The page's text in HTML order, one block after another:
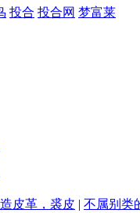
投合 投合网 梦富莱
皮革，裘皮 | 不属别类